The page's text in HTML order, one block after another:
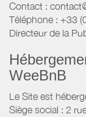
Contact :
Téléphone : +33
Directeur de la
WeeBnB
Le Site est
Siège social : 2